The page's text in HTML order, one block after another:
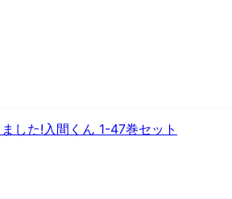
ました!入間くん 1-47巻セット